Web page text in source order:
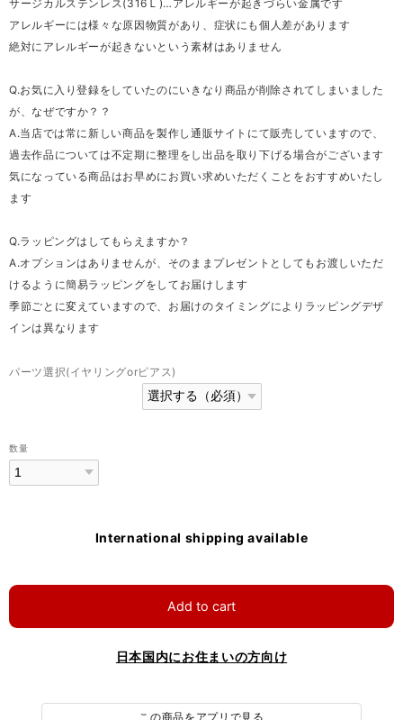
サージカルステンレス(316Ｌ)…アレルギーが起きづらい金属です
アレルギーには様々な原因物質があり、症状にも個人差があります
絶対にアレルギーが起きないという素材はありません
Q.お気に入り登録をしていたのにいきなり商品が削除されてしまいました
が、なぜですか？？
A.当店では常に新しい商品を製作し通販サイトにて販売していますので、
過去作品については不定期に整理をし出品を取り下げる場合がございます
気になっている商品はお早めにお買い求めいただくことをおすすめいたし
ます
Q.ラッピングはしてもらえますか？
A.オプションはありませんが、そのままプレゼントとしてもお渡しいただ
けるように簡易ラッピングをしてお届けします
季節ごとに変えていますので、お届けのタイミングによりラッピングデザ
インは異なります
パーツ選択(イヤリングorピアス)
数量
International shipping available
Add to cart
日本国内にお住まいの方向け
この商品をアプリで見る